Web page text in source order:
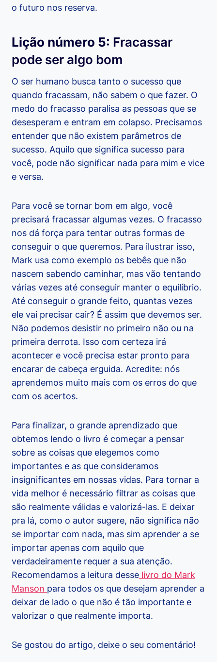
o futuro nos reserva.
Lição número 5: Fracassar
pode ser algo bom
O ser humano busca tanto o sucesso que
quando fracassam, não sabem o que fazer. O
medo do fracasso paralisa as pessoas que se
desesperam e entram em colapso. Precisamos
entender que não existem parâmetros de
sucesso. Aquilo que significa sucesso para
você, pode não significar nada para mim e vice
e versa.
Para você se tornar bom em algo, você
precisará fracassar algumas vezes. O fracasso
nos dá força para tentar outras formas de
conseguir o que queremos. Para ilustrar isso,
Mark usa como exemplo os bebês que não
nascem sabendo caminhar, mas vão tentando
várias vezes até conseguir manter o equilíbrio.
Até conseguir o grande feito, quantas vezes
ele vai precisar cair? É assim que devemos ser.
Não podemos desistir no primeiro não ou na
primeira derrota. Isso com certeza irá
acontecer e você precisa estar pronto para
encarar de cabeça erguida. Acredite: nós
aprendemos muito mais com os erros do que
com os acertos.
Para finalizar, o grande aprendizado que
obtemos lendo o livro é começar a pensar
sobre as coisas que elegemos como
importantes e as que consideramos
insignificantes em nossas vidas. Para tornar a
vida melhor é necessário filtrar as coisas que
são realmente válidas e valorizá-las. E deixar
pra lá, como o autor sugere, não significa não
se importar com nada, mas sim aprender a se
importar apenas com aquilo que
verdadeiramente requer a sua atenção.
Recomendamos a leitura desse livro do Mark
Manson para todos os que desejam aprender a
deixar de lado o que não é tão importante e
valorizar o que realmente importa.
Se gostou do artigo, deixe o seu comentário!